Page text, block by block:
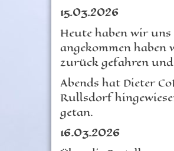
15.03.2026
Heute haben wir uns
angekommen haben
zurück gefahren
Abends hat Dieter
Rullsdorf
getan.
16.03.2026